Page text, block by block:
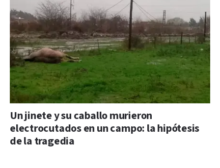
Un jinete y su caballo murieron
electrocutados en un campo: la hipótesis
de la tragedia